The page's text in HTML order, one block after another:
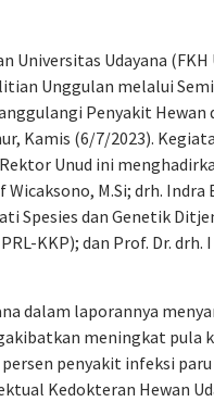
Universitas Udayana (FKH
Unggulan melalui
Penyakit Hewan
Kamis (6/7/2023).
Unud ini
M.Si; drh. Indra
Spesies dan Genetik
KKP); dan Prof. Dr. drh.
dalam laporannya
meningkat pula
penyakit infeksi
Kedokteran Hewan